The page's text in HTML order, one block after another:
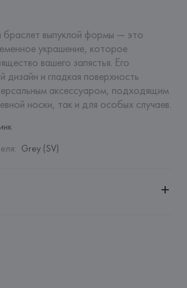
браслет выпуклой формы — это
украшение, которое
вашего запястья. Его
дизайн и гладкая поверхность
аксессуаром, подходящим
носки, так и для особых случаев.
: Grey (SV)